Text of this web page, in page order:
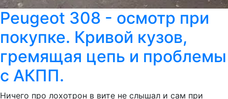
Peugeot 308 - осмотр при
покупке. Кривой кузов,
гремящая цепь и проблемы
с АКПП.
Ничего про лохотрон в вите не слышал и сам при